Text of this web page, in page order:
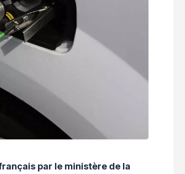
par le ministère de la